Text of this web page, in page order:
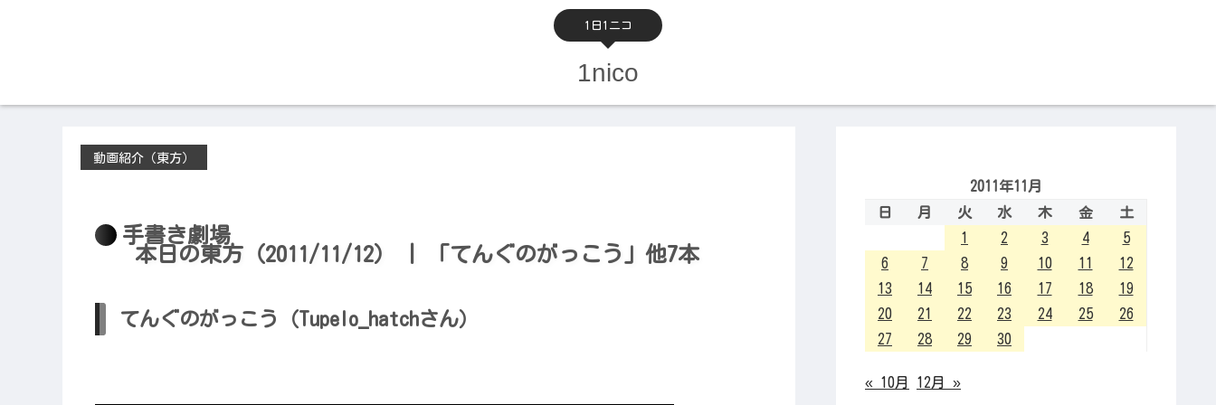
1日1ニコ
1nico
本日の東方（2011/11/12） | 「てんぐのがっこう」他7本
動画紹介（東方）
手書き劇場
てんぐのがっこう（Tupelo_hatchさん）
2011年11月
日
月 火 水 木 金
土
1
2 3 4
5
6
7 8 9 10 11
12
13
14 15 16 17 18
19
20
21 22 23 24 25
26
27
28 29 30
« 10月 12月 »